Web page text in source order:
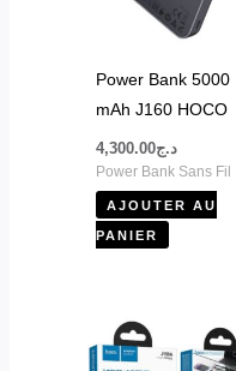
Power Bank 5000
mAh J160 HOCO
د.ج4,300.00
Power Bank Sans Fil
AJOUTER AU
PANIER